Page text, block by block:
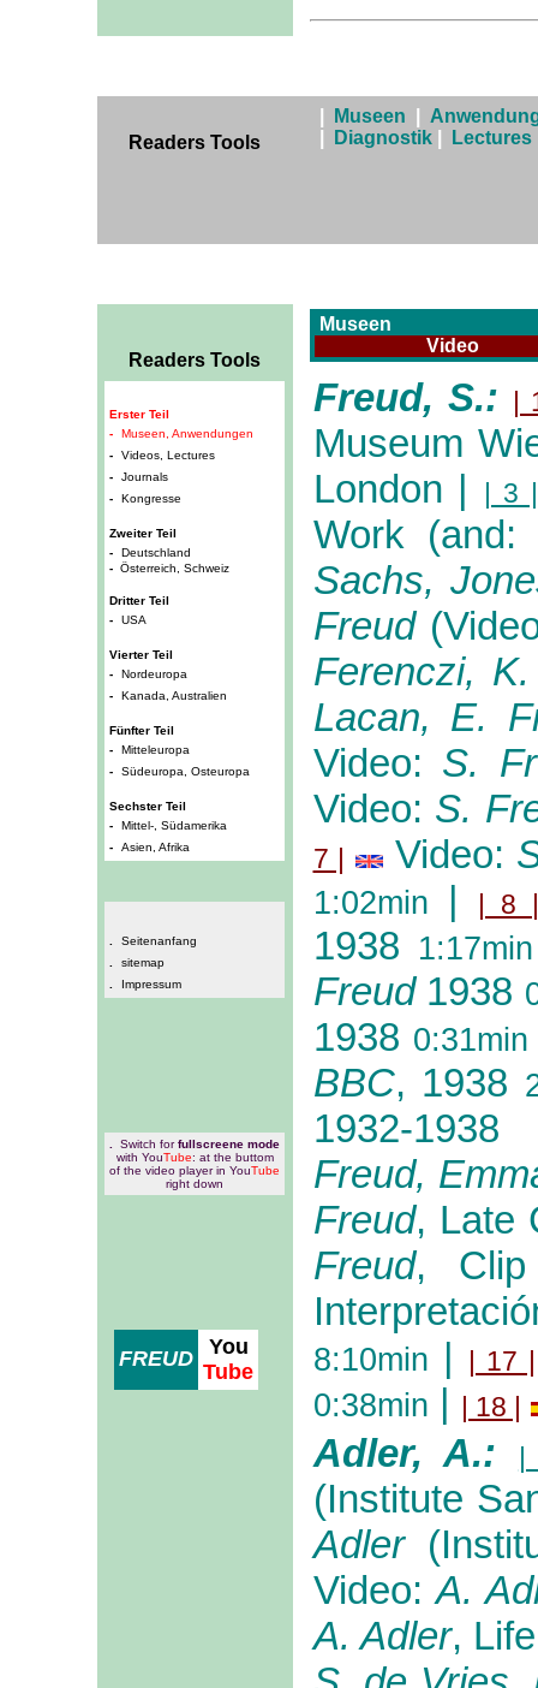
Readers Tools
Museen
Diagnostik| Lectures
Readers Tools
Erster Teil
-
Museen, Anwendungen
-
Videos, Lectures
-
Journals
-
Kongresse
Zweiter Teil
-
Deutschland
- Österreich, Schweiz
Dritter Teil
-
USA
Vierter Teil
-
Nordeuropa
-
Kanada, Australien
Fünfter Teil
-
Mitteleuropa
-
Südeuropa, Osteuropa
Sechster Teil
-
Mittel-, Südamerika
-
Asien, Afrika
Seitenanfang
sitemap
Impressum
Switch forfullscreene mode
with YouTube: at the buttom
of the video player in YouTube
right down
FREUD
You
Tube
Museen
Video
Freud, S.: |
Museum
London | | 3 |
Work (and:
Sachs,
Freud
Ferenczi,
Lacan, E.
Video: S.
Video: S.
7 | Video:
1:02min | | 8 |
1938 1:17min
Freud1938
1938 0:31min
BBC, 1938
1932-1938
Freud,
Freud, Late
Freud, Clip
8:10min | | 17 |
0:38min | | 18 |
Adler, A.: |
(Institute
Adler
Video:A.
A. Adler, Life